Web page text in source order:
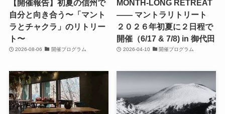
【開催報告】初夏の信州で
自分と向き合う〜「マント
ラとチャクラ」のリトリー
ト〜
2026-08-06 開催プログラム
MONTH-LONG RETREAT
—— マントラリトリート
２０２６年初夏に２日程で
開催（6/17 & 7/8) in 御代田
2026-04-10 開催プログラム